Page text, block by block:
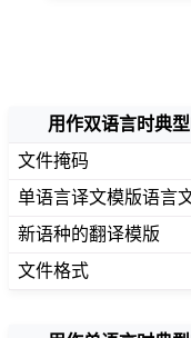
用作双语言时典
文件掩码
单语言译文模版语言
新语种的翻译模版
文件格式